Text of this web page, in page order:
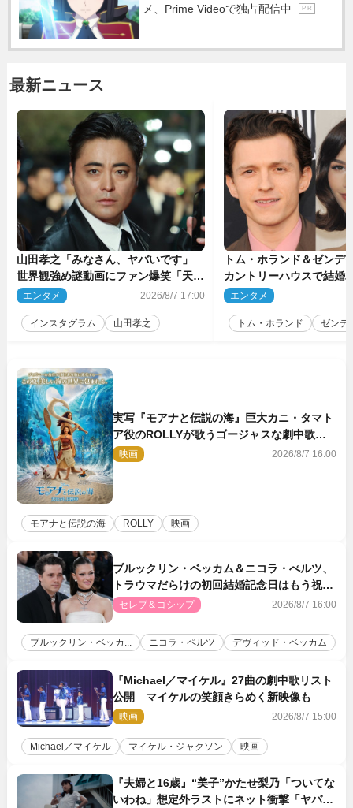
メ、Prime Videoで独占配信中
P R
最新ニュース
山田孝之「みなさん、ヤバいです」
世界観強め謎動画にファン爆笑「天才
だわ」
エンタメ 2026/8/7 17:00
インスタグラム 山田孝之
トム・ホランド＆ゼンデ
カントリーハウスで結
結婚指輪を身に着けたト
エンタメ
トム・ホランド ゼンデ
実写『モアナと伝説の海』巨大カニ・タマト
ア役のROLLYが歌うゴージャスな劇中歌
「シャイニー」本編映像解禁
映画 2026/8/7 16:00
モアナと伝説の海 ROLLY 映画
ブルックリン・ベッカム＆ニコラ・ぺルツ、
トラウマだらけの初回結婚記念日はもう祝わ
ない
セレブ＆ゴシップ 2026/8/7 16:00
ブルックリン・ベッカ... ニコラ・ペルツ デヴィッド・ベッカム
『Michael／マイケル』27曲の劇中歌リスト
公開 マイケルの笑顔きらめく新映像も
映画 2026/8/7 15:00
Michael／マイケル マイケル・ジャクソン 映画
『夫婦と16歳』“美子”かたせ梨乃「ついてな
いわね」想定外ラストにネット衝撃「ヤバす